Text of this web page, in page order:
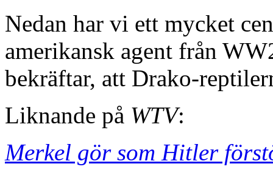
Nedan har vi ett mycket
amerikansk agent från
bekräftar, att Drako-
Liknande på WTV:
Merkel gör som Hitler